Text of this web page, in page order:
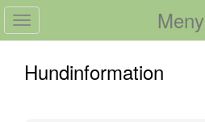
Meny
Toggle
navigation
Hundinformation